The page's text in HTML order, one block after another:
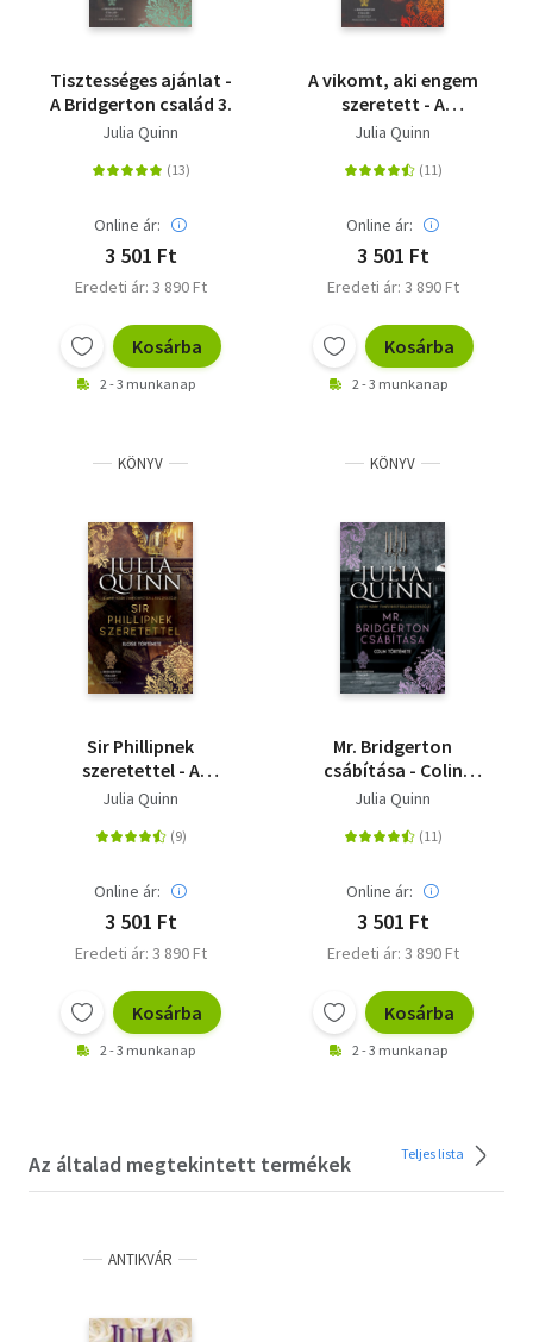
Tisztességes ajánlat -
A Bridgerton család 3.
Julia Quinn
Online ár:
3 501 Ft
Eredeti ár: 3 890 Ft
Kosárba
2 - 3 munkanap
A vikomt, aki engem
szeretett - A
Bridgerton család 2.
Julia Quinn
Online ár:
3 501 Ft
Eredeti ár: 3 890 Ft
Kosárba
2 - 3 munkanap
KÖNYV
Sir Phillipnek
szeretettel - A
Bridgerton család 5.
Julia Quinn
Online ár:
3 501 Ft
Eredeti ár: 3 890 Ft
Kosárba
2 - 3 munkanap
KÖNYV
Mr. Bridgerton
csábítása - Colin
története - A
Julia Quinn
Online ár:
3 501 Ft
Eredeti ár: 3 890 Ft
Kosárba
2 - 3 munkanap
Az általad megtekintett termékek Teljes lista
ANTIKVÁR